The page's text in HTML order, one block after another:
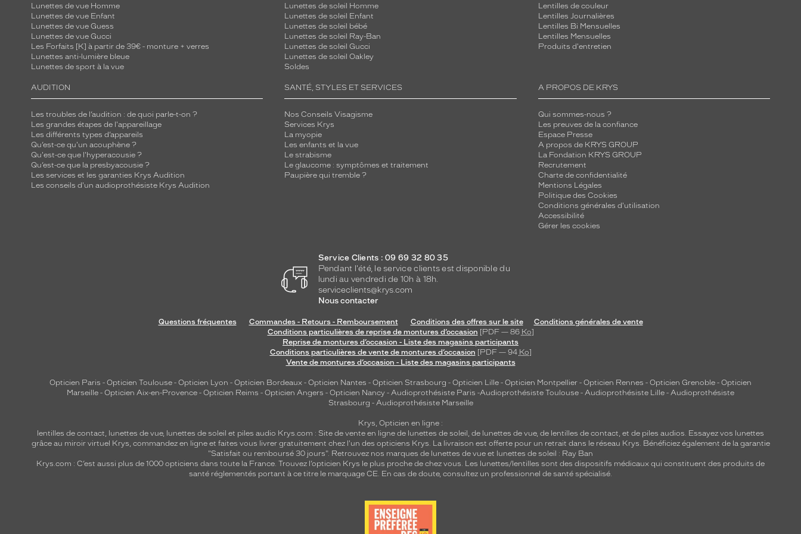
Lunettes de vue Homme
Lunettes de vue Enfant
Lunettes de vue Guess
Lunettes de vue Gucci
Les Forfaits [K] à partir de 39€ - monture + verres
Lunettes anti-lumière bleue
Lunettes de sport à la vue
Lunettes de soleil Homme
Lunettes de soleil Enfant
Lunettes de soleil bébé
Lunettes de soleil Ray-Ban
Lunettes de soleil Gucci
Lunettes de soleil Oakley
Soldes
Lentilles de couleur
Lentilles Journalières
Lentilles Bi Mensuelles
Lentilles Mensuelles
Produits d'entretien
AUDITION
Les troubles de l’audition : de quoi parle-t-on ?
Les grandes étapes de l'appareillage
Les différents types d’appareils
Qu’est-ce qu'un acouphène ?
Qu'est-ce que l'hyperacousie ?
Qu’est-ce que la presbyacousie ?
Les services et les garanties Krys Audition
Les conseils d'un audioprothésiste Krys Audition
SANTÉ, STYLES ET SERVICES
Nos Conseils Visagisme
Services Krys
La myopie
Les enfants et la vue
Le strabisme
Le glaucome : symptômes et traitement
Paupière qui tremble ?
A PROPOS DE KRYS
Qui sommes-nous ?
Les preuves de la confiance
Espace Presse
A propos de KRYS GROUP
La Fondation KRYS GROUP
Recrutement
Charte de confidentialité
Mentions Légales
Politique des Cookies
Conditions générales d'utilisation
Accessibilité
Gérer les cookies
Service Clients : 09 69 32 80 35
Pendant l'été, le service clients est disponible du
lundi au vendredi de 10h à 18h.
serviceclients@krys.com
Nous contacter
Questions fréquentes Commandes - Retours - Remboursement Conditions des offres sur le site
Conditions générales de vente
Conditions particulières de reprise de montures d’occasion [PDF — 86 Ko]
Reprise de montures d’occasion - Liste des magasins participants
Conditions particulières de vente de montures d’occasion [PDF — 94 Ko]
Vente de montures d’occasion - Liste des magasins participants
Opticien Paris - Opticien Toulouse - Opticien Lyon - Opticien Bordeaux - Opticien Nantes - Opticien Strasbourg - Opticien Lille - Opticien Montpellier - Opticien Rennes - Opticien Grenoble - Opticien
Marseille - Opticien Aix-en-Provence - Opticien Reims - Opticien Angers - Opticien Nancy - Audioprothésiste Paris -Audioprothésiste Toulouse - Audioprothésiste Lille - Audioprothésiste
Strasbourg - Audioprothésiste Marseille
Krys, Opticien en ligne :
lentilles de contact, lunettes de vue, lunettes de soleil et piles audio Krys.com : Site de vente en ligne de lunettes de soleil, de lunettes de vue, de lentilles de contact, et de piles audios. Essayez vos lunettes
grâce au miroir virtuel Krys, commandez en ligne et faites vous livrer gratuitement chez l'un des opticiens Krys. La livraison est offerte pour un retrait dans le réseau Krys. Bénéficiez également de la garantie
"Satisfait ou remboursé 30 jours". Retrouvez nos marques de lunettes de vue et lunettes de soleil : Ray Ban
Krys.com : C’est aussi plus de 1000 opticiens dans toute la France. Trouvez l’opticien Krys le plus proche de chez vous. Les lunettes/lentilles sont des dispositifs médicaux qui constituent des produits de
santé réglementés portant à ce titre le marquage CE. En cas de doute, consultez un professionnel de santé spécialisé.